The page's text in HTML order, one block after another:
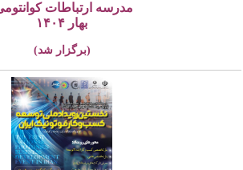
مدرسه ارتباطات کوانتومی،
بهار ۱۴۰۴
(برگزار شد)